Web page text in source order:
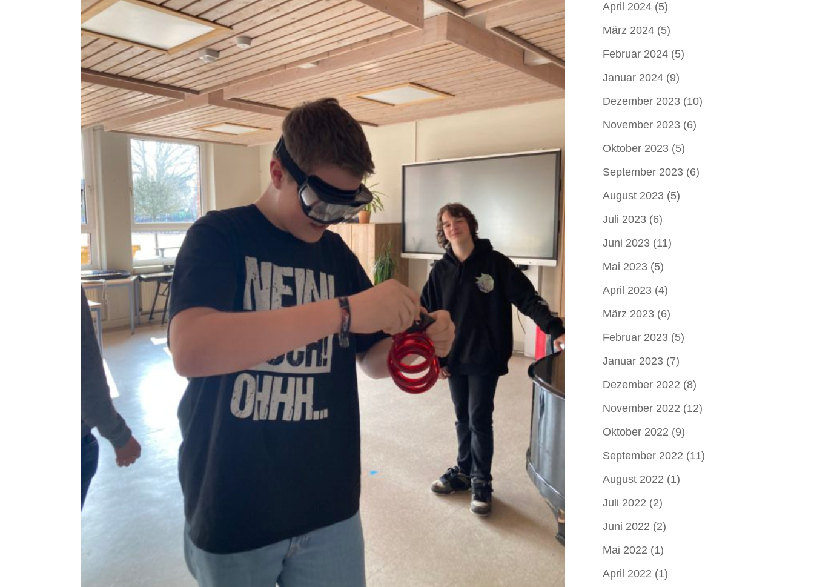
April 2024(5)
März 2024(5)
Februar 2024(5)
Januar 2024(9)
Dezember 2023(10)
November 2023(6)
Oktober 2023(5)
September 2023(6)
August 2023(5)
Juli 2023(6)
Juni 2023(11)
Mai 2023(5)
April 2023(4)
März 2023(6)
Februar 2023(5)
Januar 2023(7)
Dezember 2022 (8)
November 2022 (12)
Oktober 2022 (9)
September 2022 (11)
August 2022 (1)
Juli 2022 (2)
Juni 2022 (2)
Mai 2022 (1)
April 2022 (1)